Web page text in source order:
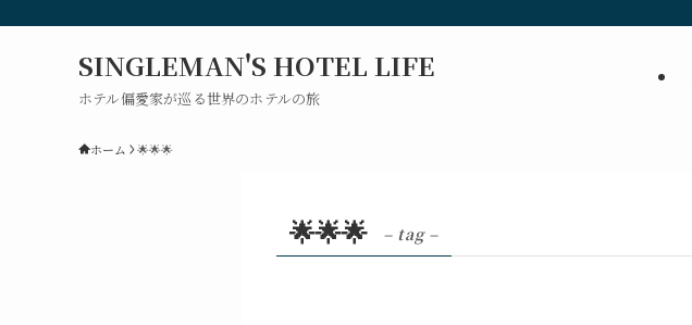
SINGLEMAN'S HOTEL LIFE
ホテル偏愛家が巡る世界のホテルの旅
ホーム 🌟🌟🌟
🌟🌟🌟 – tag –